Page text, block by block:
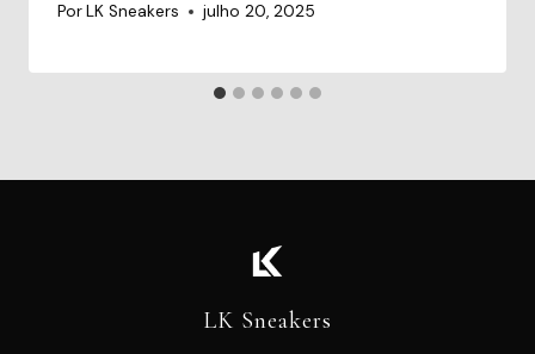
PorLK Sneakers julho 20, 2025
LK Sneakers